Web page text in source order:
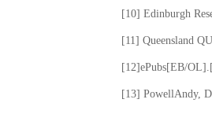
[10] Edinburgh
[11] Queensland
[12]ePubs[EB/
[13] PowellAndy,